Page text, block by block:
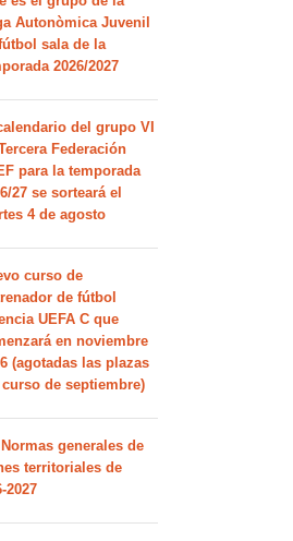
Autonòmica Juvenil
sala de la
2026/2027
del grupo VI
Federación
para la temporada
27 se sorteará el
4 de agosto
curso de
de fútbol
UEFA C que
en noviembre
(agotadas las plazas
de septiembre)
generales de
territoriales de
2027